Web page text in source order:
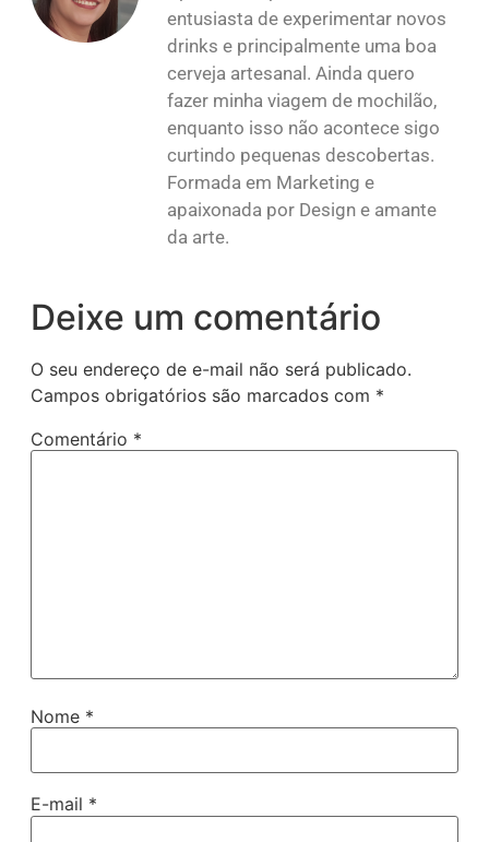
entusiasta de experimentar novos
drinks e principalmente uma boa
cerveja artesanal. Ainda quero
fazer minha viagem de mochilão,
enquanto isso não acontece sigo
curtindo pequenas descobertas.
Formada em Marketing e
apaixonada por Design e amante
da arte.
Deixe um comentário
O seu endereço de e-mail não será publicado.
Campos obrigatórios são marcados com *
Comentário *
Nome *
E-mail *